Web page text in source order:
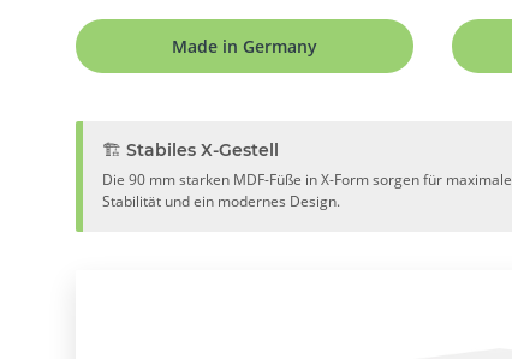
Made in Germany
🏗️ Stabiles X-Gestell
Die 90 mm starken MDF-Füße in X-Form sorgen für maximale
Stabilität und ein modernes Design.